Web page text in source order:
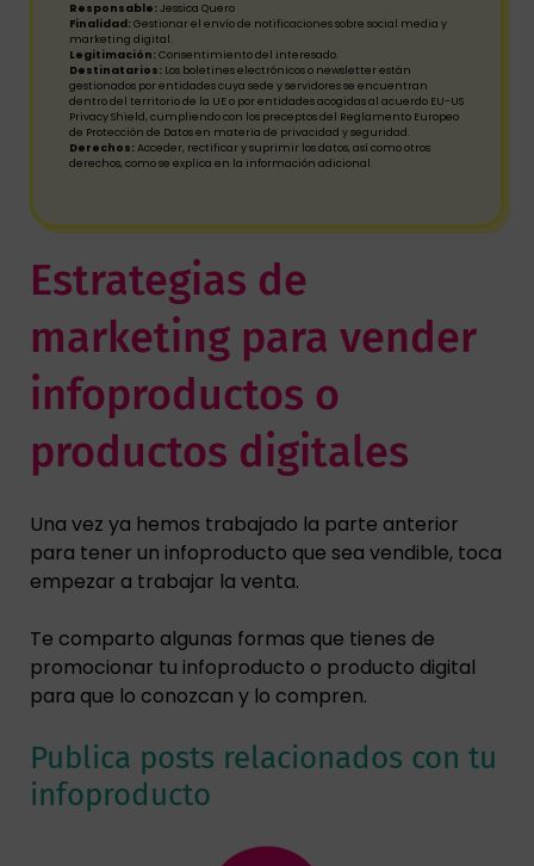
Responsable: Jessica Quero
Finalidad:Gestionar el envío de notificaciones sobre social media y
marketing digital.
Legitimación:Consentimiento del interesado.
Destinatarios: Los boletines electrónicos o newsletter están
gestionados por entidades cuya sede y servidores se encuentran
dentro del territorio de la UE o por entidades acogidas al acuerdo EU-US
Privacy Shield, cumpliendo con los preceptos del Reglamento Europeo
de Protección de Datos en materia de privacidad y seguridad.
Derechos:Acceder, rectificar y suprimir los datos, así como otros
derechos, como se explica en la información adicional.
Estrategias de
marketing para vender
infoproductos o
productos digitales
Una vez ya hemos trabajado la parte anterior
para tener un infoproducto que sea vendible, toca
empezar a trabajar la venta.
Te comparto algunas formas que tienes de
promocionar tu infoproducto o producto digital
para que lo conozcan y lo compren.
Publica posts relacionados con tu
infoproducto